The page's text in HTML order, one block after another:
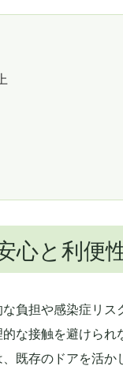
心と利便
負担や感染症リ
な接触を避けら
既存のドアを活